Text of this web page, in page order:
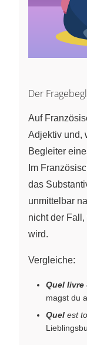
Der
Auf
Adjektiv und,
Begleiter
Im
das
unmittelbar
nicht der
wird.
Vergleiche:
Quel livre
magst du
Quel est